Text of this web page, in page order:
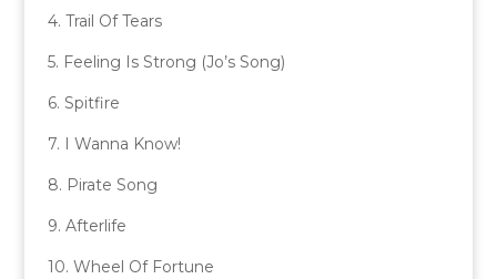
4. Trail Of Tears
5. Feeling Is Strong (Jo’s Song)
6. Spitfire
7. I Wanna Know!
8. Pirate Song
9. Afterlife
10. Wheel Of Fortune